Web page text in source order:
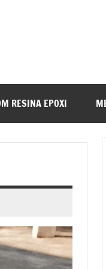
RESINA EPOXI